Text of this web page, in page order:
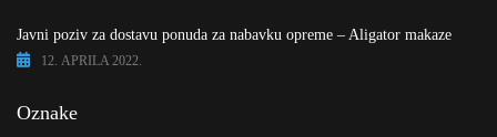
Javni poziv za dostavu ponuda za nabavku opreme – Aligator makaze
12. APRILA 2022.
Oznake